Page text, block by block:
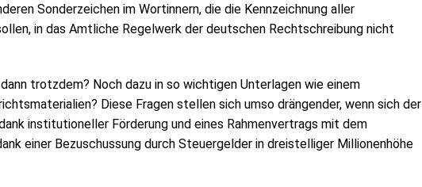
Sonderzeichen im Wortinnern, die die Kennzeichnung aller
in das Amtliche Regelwerk der deutschen Rechtschreibung nicht
trotzdem? Noch dazu in so wichtigen Unterlagen wie einem
Diese Fragen stellen sich umso drängender, wenn sich der
institutioneller Förderung und eines Rahmenvertrags mit dem
einer Bezuschussung durch Steuergelder in dreistelliger Millionenhöhe